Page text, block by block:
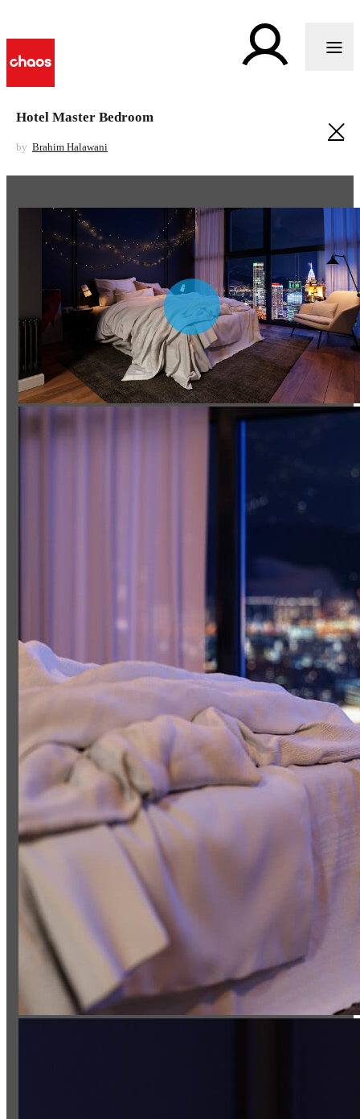
Hotel Master Bedroom
by Brahim Halawani